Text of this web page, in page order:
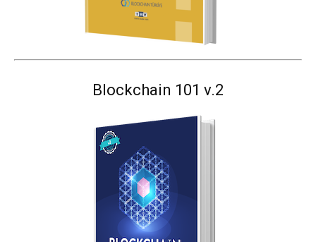
Blockchain 101 v.2